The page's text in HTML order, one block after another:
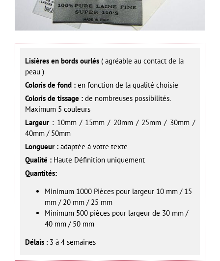
Lisières en bords ourlés( agréable au contact de la
peau )
Coloris de fond :en fonction de la qualité choisie
Coloris de tissage :de nombreuses possibilités.
Maximum 5 couleurs
Largeur : 10mm / 15mm / 20mm / 25mm / 30mm /
40mm / 50mm
Longueur :adaptée à votre texte
Qualité :Haute Définition uniquement
Quantités:
Minimum 1000 Pièces pour largeur 10 mm / 15
mm / 20 mm / 25 mm
Minimum 500 pièces pour largeur de 30 mm /
40 mm / 50 mm
Délais : 3 à 4 semaines